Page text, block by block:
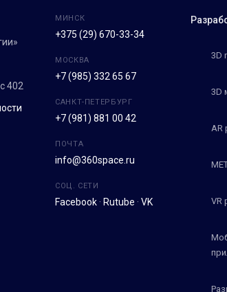
402
МИНСК
+375 (29) 670-33-34
МОСКВА
+7 (985) 332 65 67
САНКТ-ПЕТЕРБУРГ
+7 (981) 881 00 42
ПОЧТА
info@360space.ru
СОЦ. СЕТИ
Facebook· Rutube · VK
3D
3D
AR
VR